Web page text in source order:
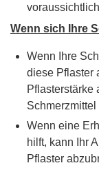
Wenn sich Ihre
Wenn Ihre
diese Pflaster
Pflasterstärke
Wenn eine
hilft, kann Ihr
Pflaster